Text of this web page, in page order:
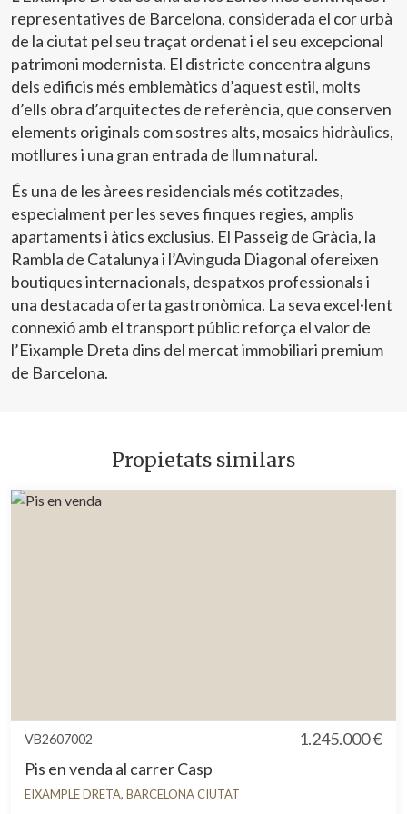
representatives de Barcelona, considerada el cor urbà
de la ciutat pel seu traçat ordenat i el seu excepcional
patrimoni modernista. El districte concentra alguns
dels edificis més emblemàtics d’aquest estil, molts
d’ells obra d’arquitectes de referència, que conserven
elements originals com sostres alts, mosaics hidràulics,
motllures i una gran entrada de llum natural.
És una de les àrees residencials més cotitzades,
especialment per les seves finques regies, amplis
apartaments i àtics exclusius. El Passeig de Gràcia, la
Rambla de Catalunya i l’Avinguda Diagonal ofereixen
boutiques internacionals, despatxos professionals i
una destacada oferta gastronòmica. La seva excel·lent
connexió amb el transport públic reforça el valor de
l’Eixample Dreta dins del mercat immobiliari premium
de Barcelona.
Propietats similars
VB2607002
1.245.000 €
Pis en venda al carrer Casp
EIXAMPLE DRETA, BARCELONA CIUTAT